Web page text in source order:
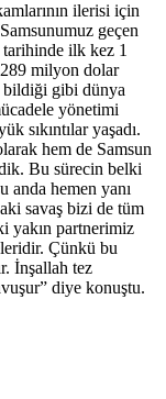
ilerisi için
geçen
tarihinde ilk kez 1
milyon dolar
bildiği gibi dünya
yönetimi
sıkıntılar yaşadı.
hem de Samsun
Bu sürecin belki
anda hemen yanı
savaş bizi de tüm
yakın partnerimiz
Çünkü bu
İnşallah tez
diye konuştu.